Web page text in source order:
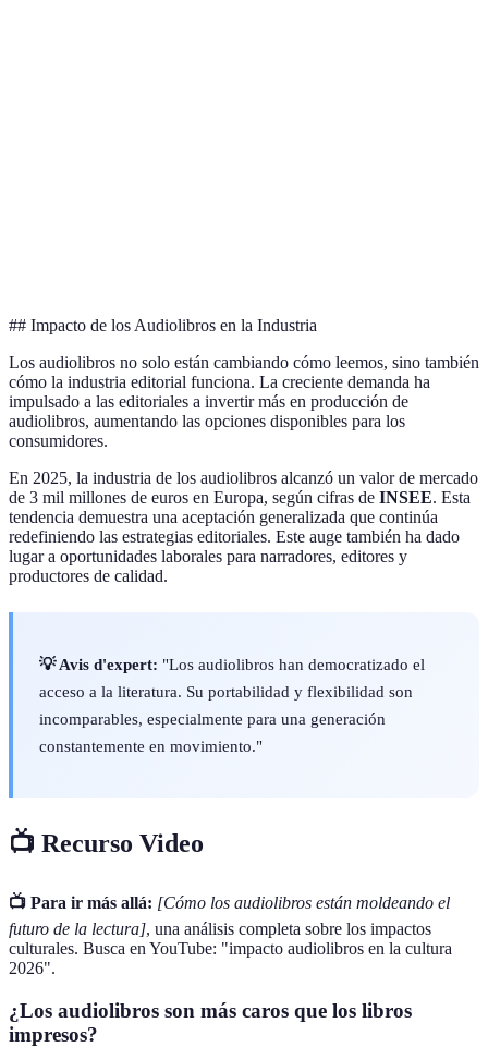
## Impacto de los Audiolibros en la Industria
Los audiolibros no solo están cambiando cómo leemos, sino también
cómo la industria editorial funciona. La creciente demanda ha
impulsado a las editoriales a invertir más en producción de
audiolibros, aumentando las opciones disponibles para los
consumidores.
En 2025, la industria de los audiolibros alcanzó un valor de mercado
de 3 mil millones de euros en Europa, según cifras de INSEE. Esta
tendencia demuestra una aceptación generalizada que continúa
redefiniendo las estrategias editoriales. Este auge también ha dado
lugar a oportunidades laborales para narradores, editores y
productores de calidad.
💡 Avis d'expert: "Los audiolibros han democratizado el
acceso a la literatura. Su portabilidad y flexibilidad son
incomparables, especialmente para una generación
constantemente en movimiento."
📺 Recurso Video
📺 Para ir más allá: [Cómo los audiolibros están moldeando el
futuro de la lectura], una análisis completa sobre los impactos
culturales. Busca en YouTube: "impacto audiolibros en la cultura
2026".
¿Los audiolibros son más caros que los libros
impresos?